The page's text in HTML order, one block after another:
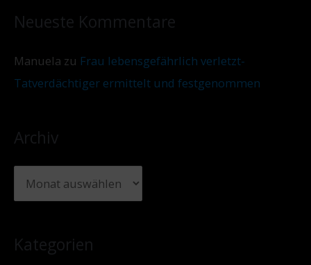
Neueste Kommentare
Manuela zu Frau lebensgefährlich verletzt-
Tatverdächtiger ermittelt und festgenommen
Archiv
Kategorien